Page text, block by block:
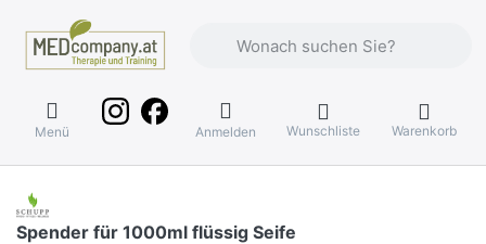
Menü Anmelden Wunschliste Warenkorb
Spender für 1000ml flüssig Seife